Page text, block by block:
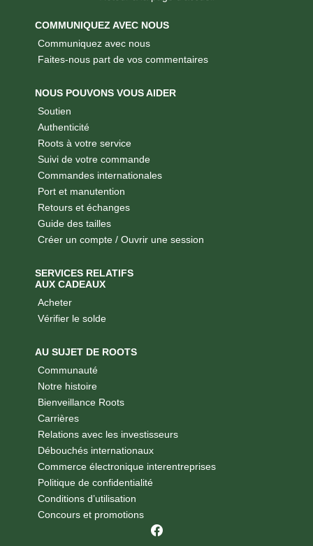
COMMUNIQUEZ AVEC NOUS
Communiquez avec nous
Faites-nous part de vos commentaires
NOUS POUVONS VOUS AIDER
Soutien
Authenticité
Roots à votre service
Suivi de votre commande
Commandes internationales
Port et manutention
Retours et échanges
Guide des tailles
Créer un compte / Ouvrir une session
SERVICES RELATIFS
AUX CADEAUX
Acheter
Vérifier le solde
AU SUJET DE ROOTS
Communauté
Notre histoire
Bienveillance Roots
Carrières
Relations avec les investisseurs
Débouchés internationaux
Commerce électronique interentreprises
Politique de confidentialité
Conditions d’utilisation
Concours et promotions